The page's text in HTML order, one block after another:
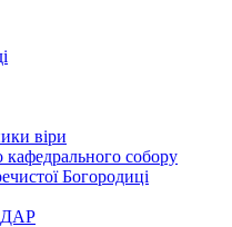
віри
кафедрального собору
Богородиці